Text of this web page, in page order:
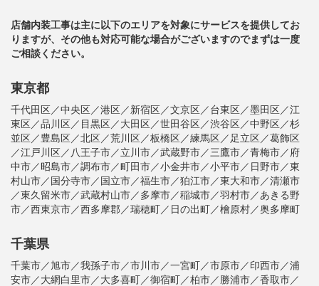
店舗内装工事は主に以下のエリアを対象にサービスを提供してお
りますが、その他も対応可能な場合がございますのでまずは一度
ご相談ください。
東京都
千代田区／中央区／港区／新宿区／文京区／台東区／墨田区／江
東区／品川区／目黒区／大田区／世田谷区／渋谷区／中野区／杉
並区／豊島区／北区／荒川区／板橋区／練馬区／足立区／葛飾区
／江戸川区／八王子市／立川市／武蔵野市／三鷹市／青梅市／府
中市／昭島市／調布市／町田市／小金井市／小平市／日野市／東
村山市／国分寺市／国立市／福生市／狛江市／東大和市／清瀬市
／東久留米市／武蔵村山市／多摩市／稲城市／羽村市／あきる野
市／西東京市／西多摩郡／瑞穂町／日の出町／檜原村／奥多摩町
千葉県
千葉市／旭市／我孫子市／市川市／一宮町／市原市／印西市／浦
安市／大網白里市／大多喜町／御宿町／柏市／勝浦市／香取市／